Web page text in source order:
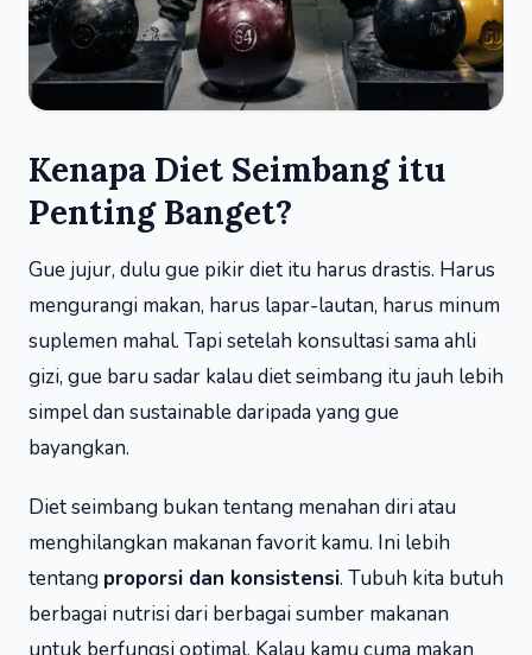
Kenapa Diet Seimbang itu
Penting Banget?
Gue jujur, dulu gue pikir diet itu harus drastis. Harus
mengurangi makan, harus lapar-lautan, harus minum
suplemen mahal. Tapi setelah konsultasi sama ahli
gizi, gue baru sadar kalau diet seimbang itu jauh lebih
simpel dan sustainable daripada yang gue
bayangkan.
Diet seimbang bukan tentang menahan diri atau
menghilangkan makanan favorit kamu. Ini lebih
tentang proporsi dan konsistensi. Tubuh kita butuh
berbagai nutrisi dari berbagai sumber makanan
untuk berfungsi optimal. Kalau kamu cuma makan